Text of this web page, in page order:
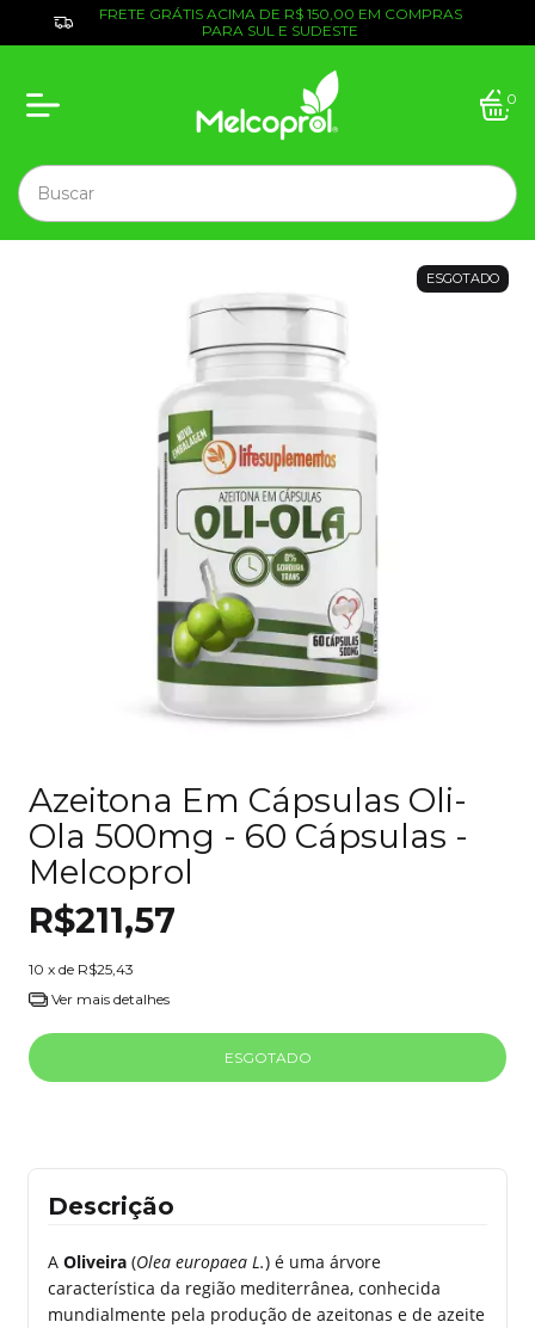
FRETE GRÁTIS ACIMA DE R$ 150,00 EM COMPRAS
PARA SUL E SUDESTE
0
ESGOTADO
Azeitona Em Cápsulas Oli-
Ola 500mg - 60 Cápsulas -
Melcoprol
R$211,57
10 x de R$25,43
Ver mais detalhes
Descrição
A Oliveira (Olea europaea L.) é uma árvore
característica da região mediterrânea, conhecida
mundialmente pela produção de azeitonas e de azeite